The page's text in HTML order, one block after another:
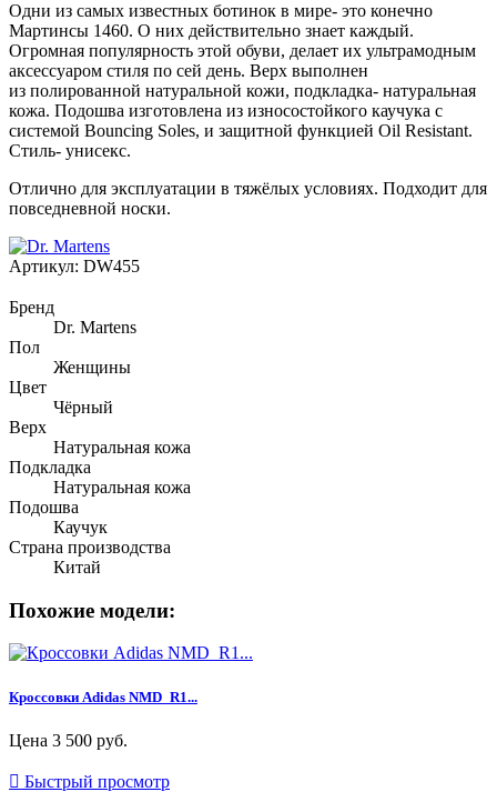
Одни из самых известных ботинок в мире- это конечно
Мартинсы 1460. О них действительно знает каждый.
Огромная популярность этой обуви, делает их ультрамодным
аксессуаром стиля по сей день. Верх выполнен
из полированной натуральной кожи, подкладка- натуральная
кожа. Подошва изготовлена из износостойкого каучука с
системой Bouncing Soles, и защитной функцией Oil Resistant.
Стиль- унисекс.
Отлично для эксплуатации в тяжёлых условиях. Подходит для
повседневной носки.
Артикул: DW455
Бренд
Dr. Martens
Пол
Женщины
Цвет
Чёрный
Верх
Натуральная кожа
Подкладка
Натуральная кожа
Подошва
Каучук
Страна производства
Китай
Похожие модели:
Кроссовки Adidas NMD_R1...
Цена 3 500 руб.
 Быстрый просмотр